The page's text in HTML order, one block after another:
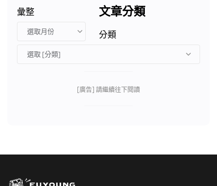
彙整 文章分類
分類
[廣告] 請繼續往下閱讀